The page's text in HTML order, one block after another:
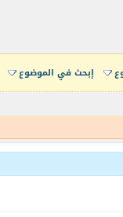
إبحث في الموضوع